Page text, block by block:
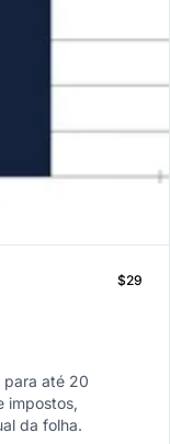
$29
para até 20
impostos,
da folha.